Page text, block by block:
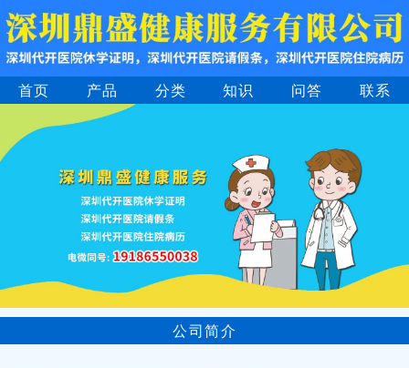
首页 产品 分类 知识 问答 联系
公司简介